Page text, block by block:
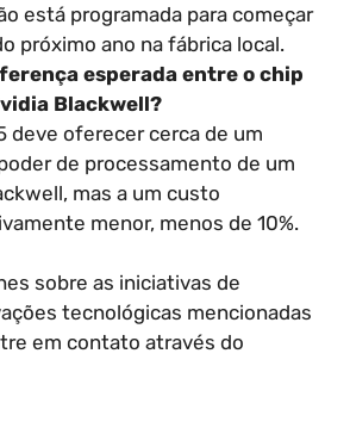
está programada para começar
próximo ano na fábrica local.
esperada entre o chip
Blackwell?
deve oferecer cerca de um
de processamento de um
mas a um custo
menor, menos de 10%.
sobre as iniciativas de
tecnológicas mencionadas
em contato através do